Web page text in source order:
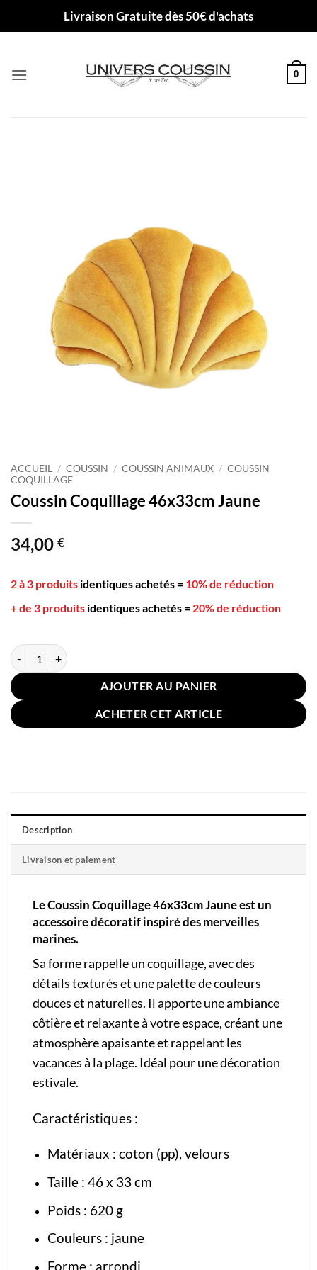
Livraison Gratuite dès 50€ d'achats
0
ACCUEIL / COUSSIN / COUSSIN ANIMAUX / COUSSIN
COQUILLAGE
Coussin Coquillage 46x33cm Jaune
34,00 €
2 à 3 produits identiques achetés = 10% de réduction
+ de 3 produits identiques achetés = 20% de réduction
quantité de Coussin Coquillage 46x33cm Jaune
AJOUTER AU PANIER
ACHETER CET ARTICLE
Description
Livraison et paiement
Le Coussin Coquillage 46x33cm Jaune est un
accessoire décoratif inspiré des merveilles
marines.
Sa forme rappelle un coquillage, avec des
détails texturés et une palette de couleurs
douces et naturelles. Il apporte une ambiance
côtière et relaxante à votre espace, créant une
atmosphère apaisante et rappelant les
vacances à la plage. Idéal pour une décoration
estivale.
Caractéristiques :
Matériaux : coton (pp), velours
Taille : 46 x 33 cm
Poids : 620 g
Couleurs : jaune
Forme : arrondi